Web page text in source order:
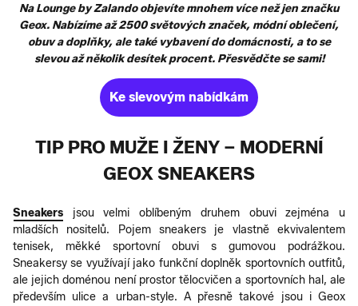
Na Lounge by Zalando objevíte mnohem více než jen značku
Geox. Nabízíme až 2500 světových značek, módní oblečení,
obuv a doplňky, ale také vybavení do domácnosti, a to se
slevou až několik desítek procent. Přesvědčte se sami!
Ke slevovým nabídkám
TIP PRO MUŽE I ŽENY – MODERNÍ
GEOX SNEAKERS
Sneakers jsou velmi oblíbeným druhem obuvi zejména u
mladších nositelů. Pojem sneakers je vlastně ekvivalentem
tenisek, měkké sportovní obuvi s gumovou podrážkou.
Sneakersy se využívají jako funkční doplněk sportovních outfitů,
ale jejich doménou není prostor tělocvičen a sportovních hal, ale
především ulice a urban-style. A přesně takové jsou i Geox